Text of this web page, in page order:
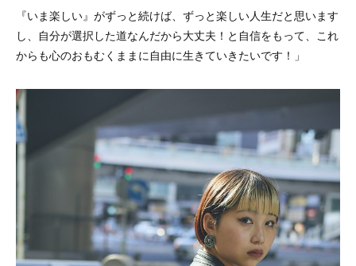
『いま楽しい』がずっと続けば、ずっと楽しい人生だと思います
し、自分が選択した道なんだから大丈夫！と自信をもって、これ
からも心のおもむくままに自由に生きていきたいです！」